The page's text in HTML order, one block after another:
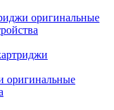
оригинальные
оригинальные